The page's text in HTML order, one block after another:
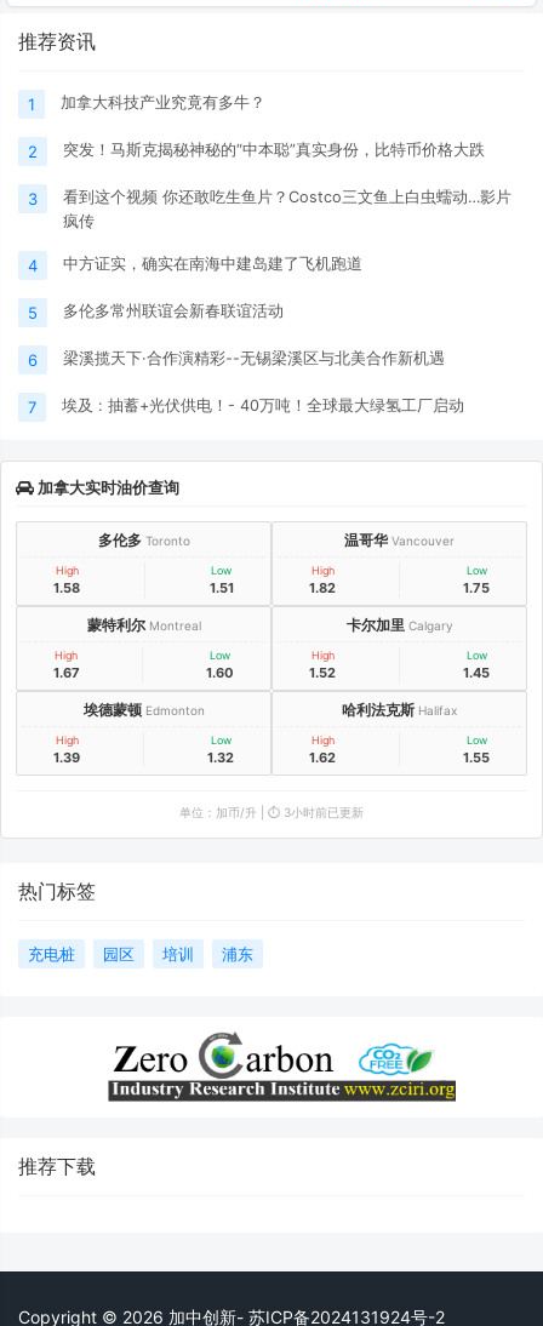
推荐资讯
1 加拿大科技产业究竟有多牛？
2 突发！马斯克揭秘神秘的“中本聪”真实身份，比特币价格大跌
3
看到这个视频 你还敢吃生鱼片？Costco三文鱼上白虫蠕动…影片
疯传
4 中方证实，确实在南海中建岛建了飞机跑道
5 多伦多常州联谊会新春联谊活动
6 梁溪揽天下·合作演精彩--无锡梁溪区与北美合作新机遇
7 埃及 : 抽蓄+光伏供电！- 40万吨！全球最大绿氢工厂启动
加拿大实时油价查询
多伦多 Toronto
High
1.58
Low
1.51
温哥华 Vancouver
High
1.82
Low
1.75
蒙特利尔 Montreal
High
1.67
Low
1.60
卡尔加里 Calgary
High
1.52
Low
1.45
埃德蒙顿 Edmonton
High
1.39
Low
1.32
哈利法克斯 Halifax
High
1.62
Low
1.55
单位：加币/升 | ⏱️ 3小时前已更新
热门标签
充电桩 园区 培训 浦东
推荐下载
Copyright © 2026 加中创新- 苏ICP备2024131924号-2